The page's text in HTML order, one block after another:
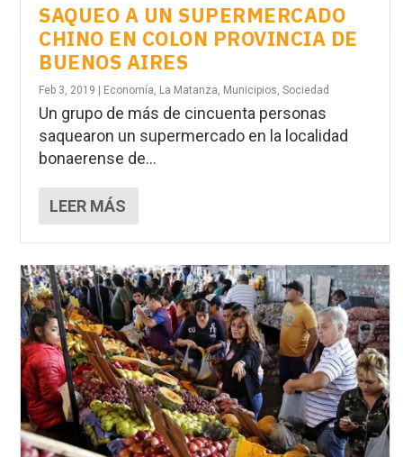
SAQUEO A UN SUPERMERCADO
CHINO EN COLON PROVINCIA DE
BUENOS AIRES
Feb 3, 2019 | Economía La Matanza Municipios ,Sociedad
Un grupo de más de cincuenta personas
saquearon un supermercado en la localidad
bonaerense de...
LEER MÁS